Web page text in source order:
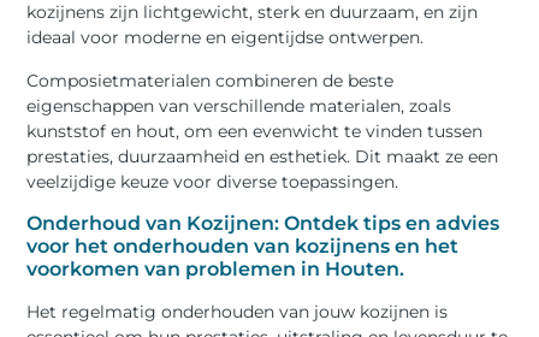
kozijnens zijn lichtgewicht, sterk en duurzaam, en zijn
ideaal voor moderne en eigentijdse ontwerpen.
Composietmaterialen combineren de beste
eigenschappen van verschillende materialen, zoals
kunststof en hout, om een evenwicht te vinden tussen
prestaties, duurzaamheid en esthetiek. Dit maakt ze een
veelzijdige keuze voor diverse toepassingen.
Onderhoud van Kozijnen: Ontdek tips en advies
voor het onderhouden van kozijnens en het
voorkomen van problemen in Houten.
Het regelmatig onderhouden van jouw kozijnen is